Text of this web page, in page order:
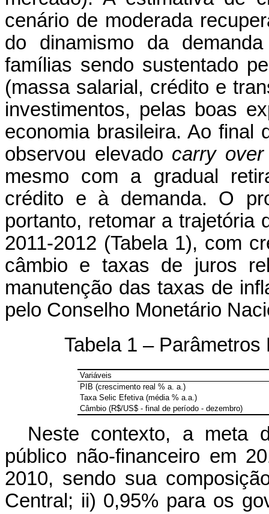
cenário de moderada
do dinamismo da
famílias sendo sustentado
(massa salarial, crédito e
investimentos, pelas boas
economia brasileira. Ao final
observou elevado carry
mesmo com a gradual
crédito e à demanda. O
portanto, retomar a trajetória
2011-2012 (Tabela 1), com
câmbio e taxas de juros
manutenção das taxas de
pelo Conselho Monetário
Tabela 1 –
Variáveis
PIB (crescimento real % a. a.)
Taxa Selic Efetiva (média % a.a.)
Câmbio (R$/US$ - final de período - dezembro)
Neste contexto, a meta
público não-financeiro em
2010, sendo sua
Central; ii) 0,95% para os